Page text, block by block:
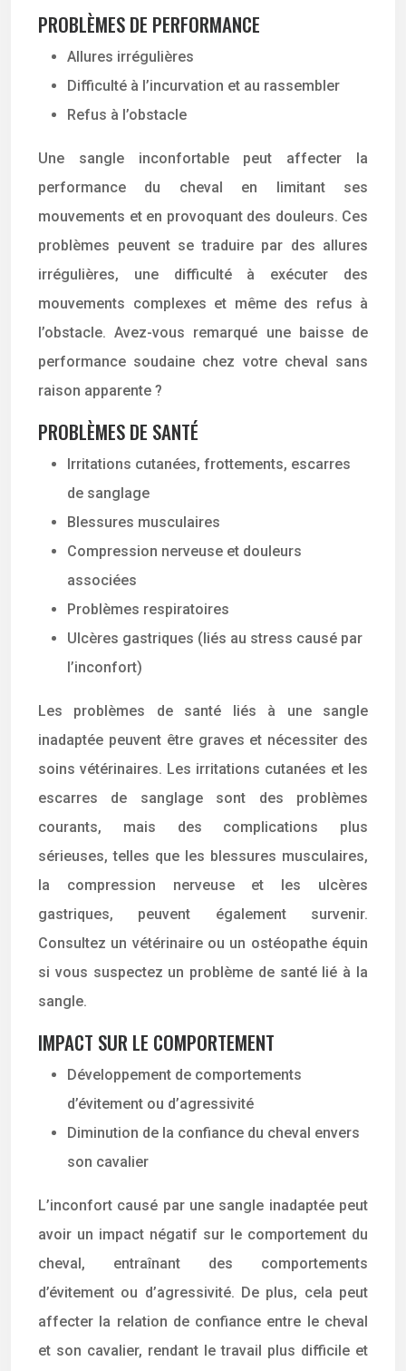
PROBLÈMES DE PERFORMANCE
Allures irrégulières
Difficulté à l’incurvation et au rassembler
Refus à l’obstacle
Une sangle inconfortable peut affecter la
performance du cheval en limitant ses
mouvements et en provoquant des douleurs. Ces
problèmes peuvent se traduire par des allures
irrégulières, une difficulté à exécuter des
mouvements complexes et même des refus à
l’obstacle. Avez-vous remarqué une baisse de
performance soudaine chez votre cheval sans
raison apparente ?
PROBLÈMES DE SANTÉ
Irritations cutanées, frottements, escarres
de sanglage
Blessures musculaires
Compression nerveuse et douleurs
associées
Problèmes respiratoires
Ulcères gastriques (liés au stress causé par
l’inconfort)
Les problèmes de santé liés à une sangle
inadaptée peuvent être graves et nécessiter des
soins vétérinaires. Les irritations cutanées et les
escarres de sanglage sont des problèmes
courants, mais des complications plus
sérieuses, telles que les blessures musculaires,
la compression nerveuse et les ulcères
gastriques, peuvent également survenir.
Consultez un vétérinaire ou un ostéopathe équin
si vous suspectez un problème de santé lié à la
sangle.
IMPACT SUR LE COMPORTEMENT
Développement de comportements
d’évitement ou d’agressivité
Diminution de la confiance du cheval envers
son cavalier
L’inconfort causé par une sangle inadaptée peut
avoir un impact négatif sur le comportement du
cheval, entraînant des comportements
d’évitement ou d’agressivité. De plus, cela peut
affecter la relation de confiance entre le cheval
et son cavalier, rendant le travail plus difficile et